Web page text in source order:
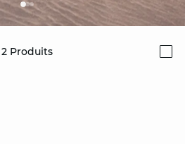
2 Produits
Taille: XS